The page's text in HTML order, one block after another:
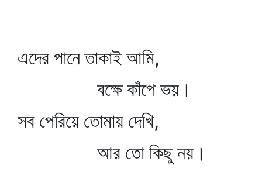
এদের পানে তাকাই আমি,
বক্ষে কাঁপে ভয়।
সব পেরিয়ে তোমায় দেখি,
আর তো কিছু নয়।